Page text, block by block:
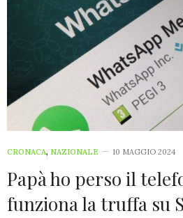
CRONACA, NAZIONALE 10 MAGGIO 2024
Papà ho perso il
funziona la truffa su